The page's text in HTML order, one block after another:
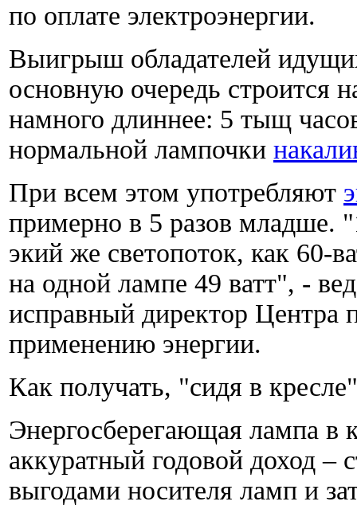
по оплате электроэнергии.
Выигрыш обладателей
основную очередь строится
намного длиннее: 5 тыщ
нормальной лампочки
При всем этом употребляют
примерно в 5 разов младше.
экий же светопоток, как 60-
на одной лампе 49 ватт", -
исправный директор Центра
применению энергии.
Как получать, "сидя в
Энергосберегающая лампа в
аккуратный годовой доход –
выгодами носителя ламп и